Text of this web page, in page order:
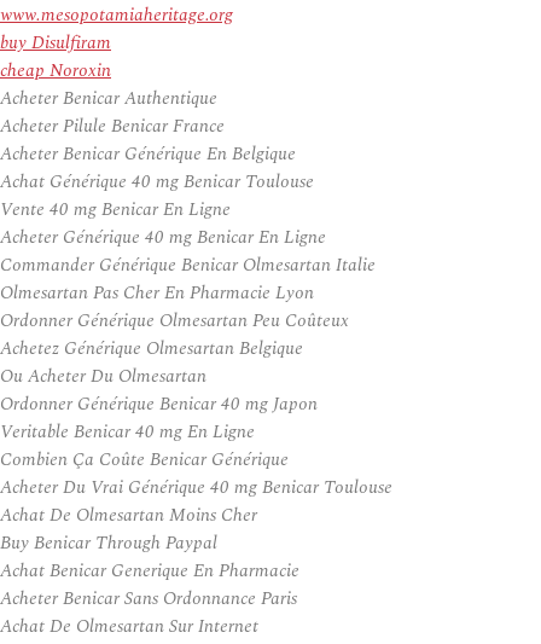
www.mesopotamiaheritage.org
buy Disulfiram
cheap Noroxin
Acheter Benicar Authentique
Acheter Pilule Benicar France
Acheter Benicar Générique En Belgique
Achat Générique 40 mg Benicar Toulouse
Vente 40 mg Benicar En Ligne
Acheter Générique 40 mg Benicar En Ligne
Commander Générique Benicar Olmesartan Italie
Olmesartan Pas Cher En Pharmacie Lyon
Ordonner Générique Olmesartan Peu Coûteux
Achetez Générique Olmesartan Belgique
Ou Acheter Du Olmesartan
Ordonner Générique Benicar 40 mg Japon
Veritable Benicar 40 mg En Ligne
Combien Ça Coûte Benicar Générique
Acheter Du Vrai Générique 40 mg Benicar Toulouse
Achat De Olmesartan Moins Cher
Buy Benicar Through Paypal
Achat Benicar Generique En Pharmacie
Acheter Benicar Sans Ordonnance Paris
Achat De Olmesartan Sur Internet